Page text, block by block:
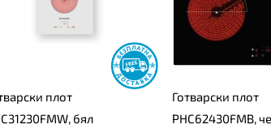
плот
бял
Готварски плот
PHC62430FMB,